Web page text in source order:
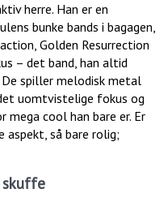
herre. Han er en
bunke bands i bagagen,
Golden Resurrection
– det band, han altid
spiller melodisk metal
uomtvistelige fokus og
mega cool han bare er. Er
aspekt, så bare rolig;